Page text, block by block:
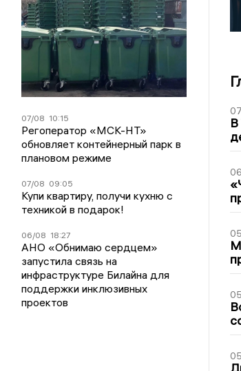
07/08 10:15
Регоператор «МСК-НТ»
обновляет контейнерный парк в
плановом режиме
07/08 09:05
Купи квартиру, получи кухню с
техникой в подарок!
06/08 18:27
АНО «Обнимаю сердцем»
запустила связь на
инфраструктуре Билайна для
поддержки инклюзивных
проектов
В